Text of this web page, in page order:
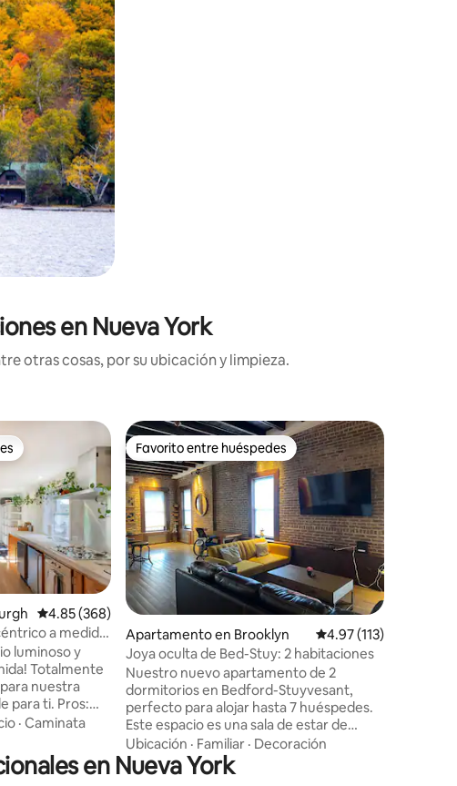
en Nueva York
otras cosas, por su ubicación y limpieza.
Calificación promedio: 4.85 de 5, 368 reseñas
4.85 (368)
a medida
luminoso y
nuestra
ti. Pros:
esperar!) ♥
♥ abierto
jugar, etc.
· Caminata
Favorito entre huéspedes
Favorito entre huéspedes
Apartamento en Brooklyn Calificación promedio:
4.97 (113)
Joya oculta de Bed-Stuy: 2 habitaciones
Nuestro nuevo apartamento de 2
dormitorios en Bedford-Stuyvesant,
perfecto para alojar hasta 7 huéspedes.
Este espacio es una sala de estar de
concepto abierto con un futón y un sofá
cama, conectado a la perfección con una
cocina abierta equipada con
Ubicación · Familiar · Decoración
en Nueva York